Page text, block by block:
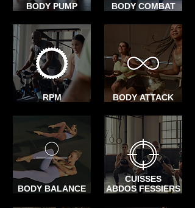
BODY PUMP BODY COMBAT
RPM BODY ATTACK
BODY BALANCE
CUISSES
ABDOS FESSIERS